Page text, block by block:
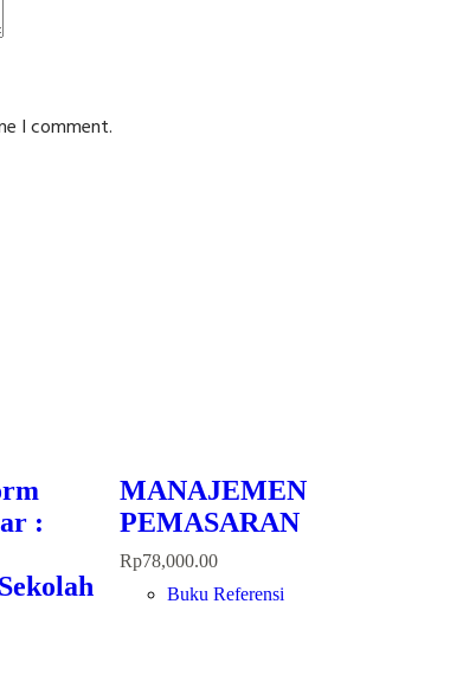
I comment.
:
MANAJEMEN
PEMASARAN
Rp78,000.00
Buku Referensi